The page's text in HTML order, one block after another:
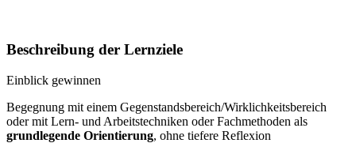
Beschreibung der Lernziele
Einblick gewinnen
Begegnung mit einem Gegenstandsbereich/Wirklichkeitsbereich
oder mit Lern- und Arbeitstechniken oder Fachmethoden als
grundlegende Orientierung, ohne tiefere Reflexion